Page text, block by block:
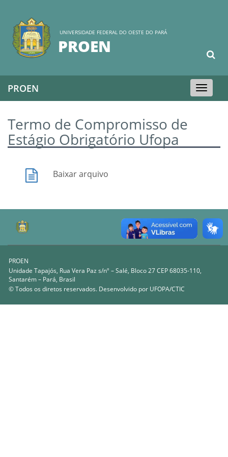
UNIVERSIDADE FEDERAL DO OESTE DO PARÁ
PROEN
Toggle
navigation
PROEN
Termo de Compromisso de
Estágio Obrigatório Ufopa
Baixar arquivo
PROEN
Unidade Tapajós, Rua Vera Paz s/nº – Salé, Bloco 27 CEP 68035-110,
Santarém – Pará, Brasil
© Todos os diretos reservados. Desenvolvido por UFOPA/CTIC